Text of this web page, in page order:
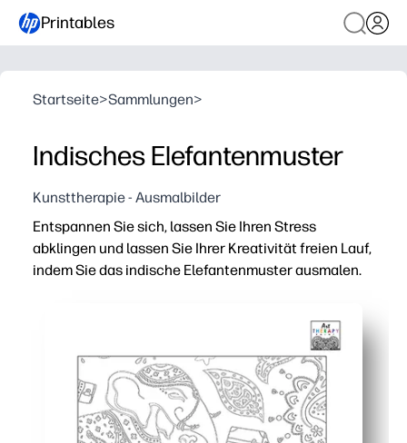
Printables
Startseite>Sammlungen>
Indisches Elefantenmuster
Kunsttherapie - Ausmalbilder
Entspannen Sie sich, lassen Sie Ihren Stress
abklingen und lassen Sie Ihrer Kreativität freien Lauf,
indem Sie das indische Elefantenmuster ausmalen.
Beruhigender, bildschirmfreier Fokus — ein schneller
Fördert Feinmotorik, Geduld und selbstbewusste
Wunderschöne indische Elefantenmotive wecken